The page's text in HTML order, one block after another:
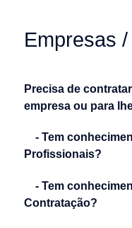
Empresas
Precisa de
empresa ou para
- Tem
Profissionais?
- Tem
Contratação?